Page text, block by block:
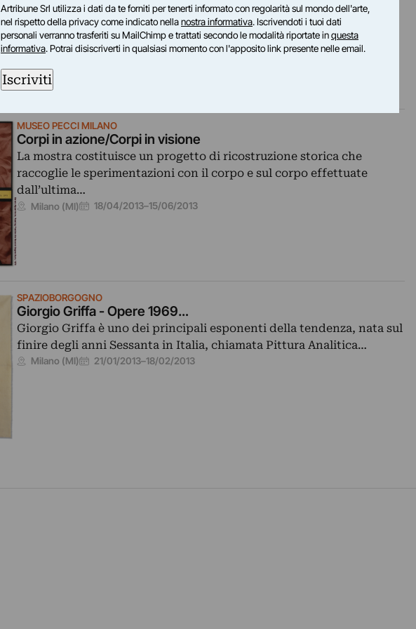
MUSEO PECCI MILANO
Corpi in azione/Corpi in visione
La mostra costituisce un progetto di ricostruzione storica che
raccoglie le sperimentazioni con il corpo e sul corpo effettuate
dall’ultima…
Milano (MI) 18/04/2013–15/06/2013
SPAZIOBORGOGNO
Giorgio Griffa - Opere 1969…
Giorgio Griffa è uno dei principali esponenti della tendenza, nata sul
finire degli anni Sessanta in Italia, chiamata Pittura Analitica…
Milano (MI) 21/01/2013–18/02/2013
Artribune Srl utilizza i dati da te forniti per tenerti informato con regolarità sul mondo dell'arte,
nel rispetto della privacy come indicato nellanostra informativa. Iscrivendoti i tuoi dati
personali verranno trasferiti su MailChimp e trattati secondo le modalità riportate inquesta
informativa. Potrai disiscriverti in qualsiasi momento con l'apposito link presente nelle email.
Iscriviti